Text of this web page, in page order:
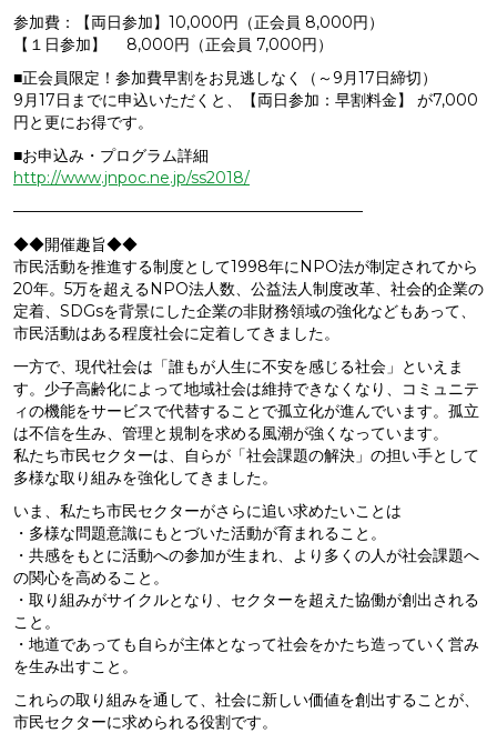
参加費：【両日参加】10,000円（正会員 8,000円）
【１日参加】 8,000円（正会員 7,000円）
■正会員限定！参加費早割をお見逃しなく（～9月17日締切）
9月17日までに申込いただくと、【両日参加：早割料金】 が7,000
円と更にお得です。
■お申込み・プログラム詳細
http://www.jnpoc.ne.jp/ss2018/
——————————————————————–
◆◆開催趣旨◆◆
市民活動を推進する制度として1998年にNPO法が制定されてから
20年。5万を超えるNPO法人数、公益法人制度改革、社会的企業の
定着、SDGsを背景にした企業の非財務領域の強化などもあって、
市民活動はある程度社会に定着してきました。
一方で、現代社会は「誰もが人生に不安を感じる社会」といえま
す。少子高齢化によって地域社会は維持できなくなり、コミュニテ
ィの機能をサービスで代替することで孤立化が進んでいます。孤立
は不信を生み、管理と規制を求める風潮が強くなっています。
私たち市民セクターは、自らが「社会課題の解決」の担い手として
多様な取り組みを強化してきました。
いま、私たち市民セクターがさらに追い求めたいことは
・多様な問題意識にもとづいた活動が育まれること。
・共感をもとに活動への参加が生まれ、より多くの人が社会課題へ
の関心を高めること。
・取り組みがサイクルとなり、セクターを超えた協働が創出される
こと。
・地道であっても自らが主体となって社会をかたち造っていく営み
を生み出すこと。
これらの取り組みを通して、社会に新しい価値を創出することが、
市民セクターに求められる役割です。